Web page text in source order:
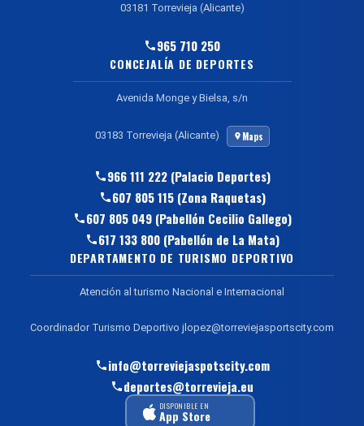
03181 Torrevieja (Alicante)
965 710 250
CONCEJALÍA DE DEPORTES
Avenida Monge y Bielsa, s/n
03183 Torrevieja (Alicante) Maps
966 111 222 (Palacio Deportes)
607 805 115 (Zona Raquetas)
607 805 049 (Pabellón Cecilio Gallego)
617 133 800 (Pabellón de La Mata)
DEPARTAMENTO DE TURISMO DEPORTIVO
Atención al turismo Nacional e Internacional
Coordinador Turismo Deportivo jlopez@torreviejasportscity.com
info@torreviejaspotscity.com
deportes@torrevieja.eu
DISPONIBLE EN
App Store